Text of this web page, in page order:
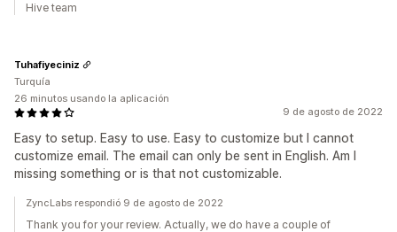
Hive team
9 de agosto de 2022
Easy to setup. Easy to use. Easy to customize but I cannot
customize email. The email can only be sent in English. Am I
missing something or is that not customizable.
Tuhafiyeciniz
Turquía
26 minutos usando la aplicación
ZyncLabs respondió 9 de agosto de 2022
Thank you for your review. Actually, we do have a couple of